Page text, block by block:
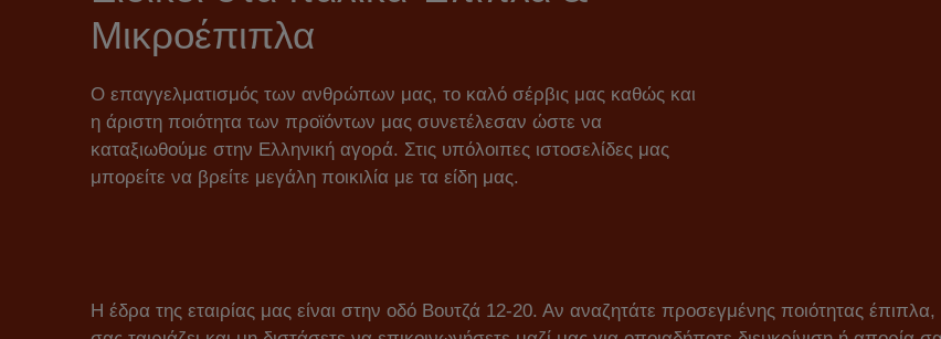
Μικροέπιπλα
Ο επαγγελματισμός των ανθρώπων μας, το καλό σέρβις μας καθώς και
η άριστη ποιότητα των προϊόντων μας συνετέλεσαν ώστε να
καταξιωθούμε στην Ελληνική αγορά. Στις υπόλοιπες ιστοσελίδες μας
μπορείτε να βρείτε μεγάλη ποικιλία με τα είδη μας.
Η έδρα της εταιρίας μας είναι στην οδό Βουτζά 12-20. Αν αναζητάτε προσεγμένης ποιότητας έπιπλα,